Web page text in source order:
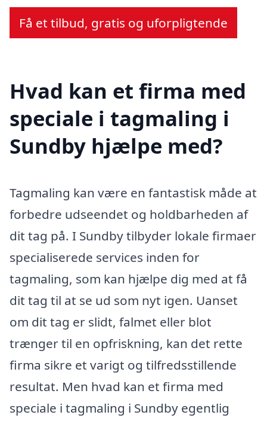
Få et tilbud, gratis og uforpligtende
Hvad kan et firma med
speciale i tagmaling i
Sundby hjælpe med?
Tagmaling kan være en fantastisk måde at
forbedre udseendet og holdbarheden af
dit tag på. I Sundby tilbyder lokale firmaer
specialiserede services inden for
tagmaling, som kan hjælpe dig med at få
dit tag til at se ud som nyt igen. Uanset
om dit tag er slidt, falmet eller blot
trænger til en opfriskning, kan det rette
firma sikre et varigt og tilfredsstillende
resultat. Men hvad kan et firma med
speciale i tagmaling i Sundby egentlig